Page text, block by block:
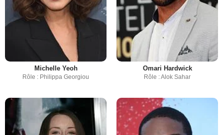
Michelle Yeoh
Rôle : Philippa Georgiou
Omari Hardwick
Rôle : Alok Sahar